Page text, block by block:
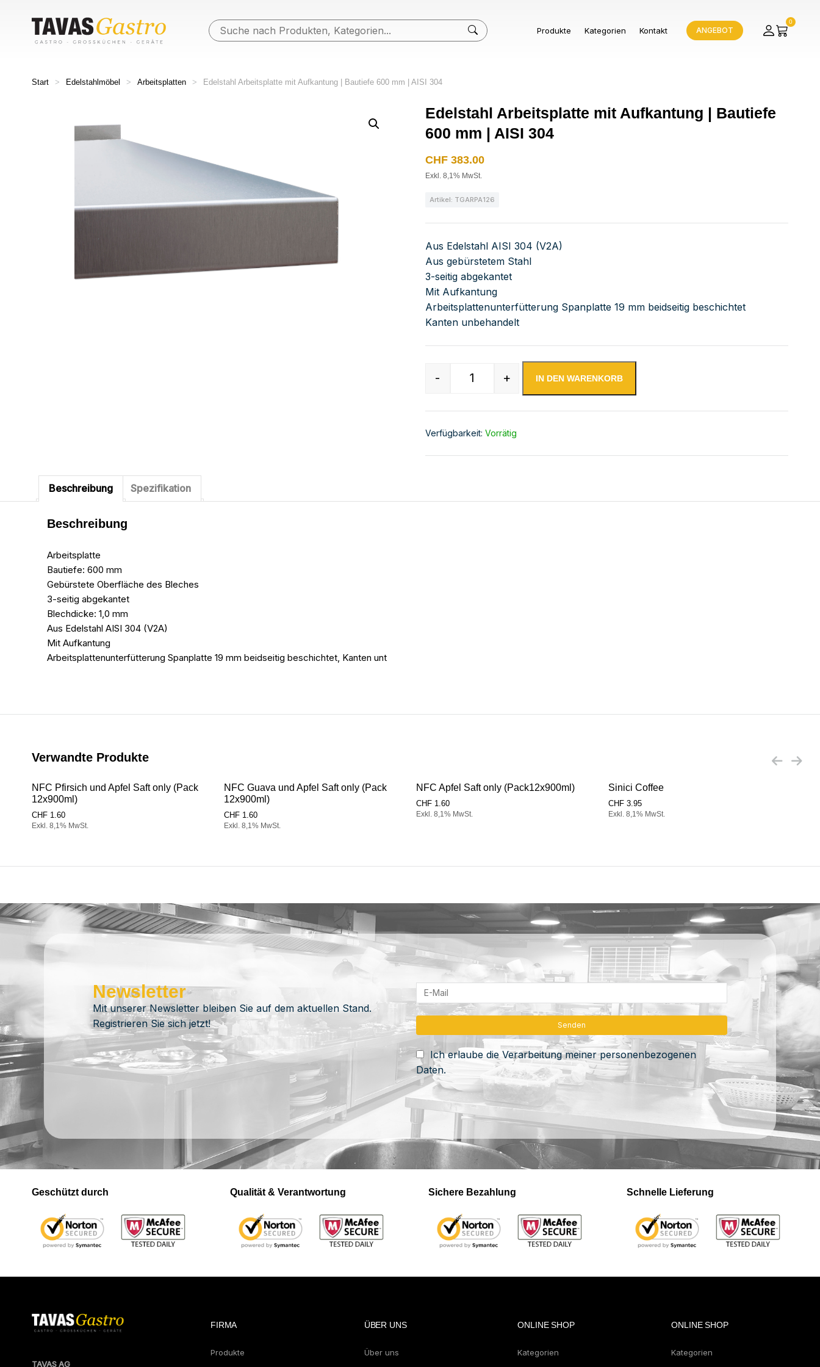
Produkte Kategorien Kontakt ANGEBOT
0
Start > Edelstahlmöbel > Arbeitsplatten > Edelstahl Arbeitsplatte mit Aufkantung | Bautiefe 600 mm | AISI 304
Edelstahl Arbeitsplatte mit Aufkantung | Bautiefe
600 mm | AISI 304
CHF383.00
Exkl. 8,1% MwSt.
Artikel: TGARPA126
Aus Edelstahl AISI 304 (V2A)
Aus gebürstetem Stahl
3-seitig abgekantet
Mit Aufkantung
Arbeitsplattenunterfütterung Spanplatte 19 mm beidseitig beschichtet
Kanten unbehandelt
Edelstahl Arbeitsplatte mit Aufkantung | Bautiefe 600 mm | AISI 304
- + IN DEN WARENKORB
Verfügbarkeit: Vorrätig
Beschreibung Spezifikation
Beschreibung
Arbeitsplatte
Bautiefe: 600 mm
Gebürstete Oberfläche des Bleches
3-seitig abgekantet
Blechdicke: 1,0 mm
Aus Edelstahl AISI 304 (V2A)
Mit Aufkantung
Arbeitsplattenunterfütterung Spanplatte 19 mm beidseitig beschichtet, Kanten unt
Verwandte Produkte
NFC Pfirsich und Apfel Saft only (Pack
12x900ml)
CHF 1.60
Exkl. 8,1% MwSt.
NFC Guava und Apfel Saft only (Pack
12x900ml)
CHF 1.60
Exkl. 8,1% MwSt.
NFC Apfel Saft only (Pack12x900ml)
CHF 1.60
Exkl. 8,1% MwSt.
Sinici Coffee
CHF 3.95
Exkl. 8,1% MwSt.
Newsletter
Mit unserer Newsletter bleiben Sie auf dem aktuellen Stand.
Registrieren Sie sich jetzt!
Ich erlaube die Verarbeitung meiner personenbezogenen
Daten.
Geschützt durch Qualität & Verantwortung Sichere Bezahlung Schnelle Lieferung
TAVAS AG
FIRMA
Produkte
ÜBER UNS
Über uns
ONLINE SHOP
Kategorien
ONLINE SHOP
Kategorien